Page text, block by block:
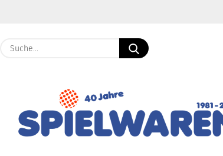
Suche...